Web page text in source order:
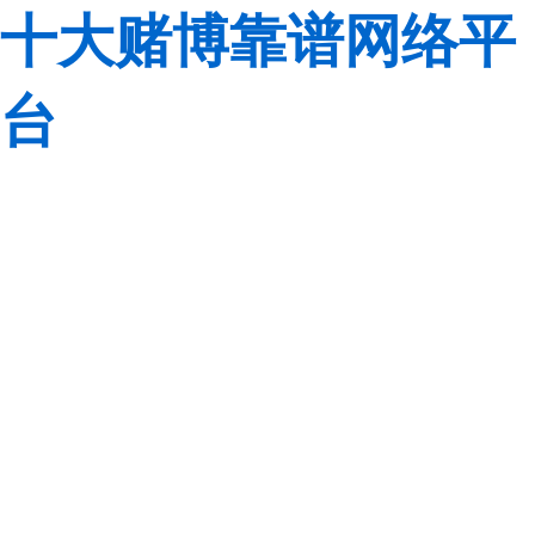
十大赌博靠谱网络平
台